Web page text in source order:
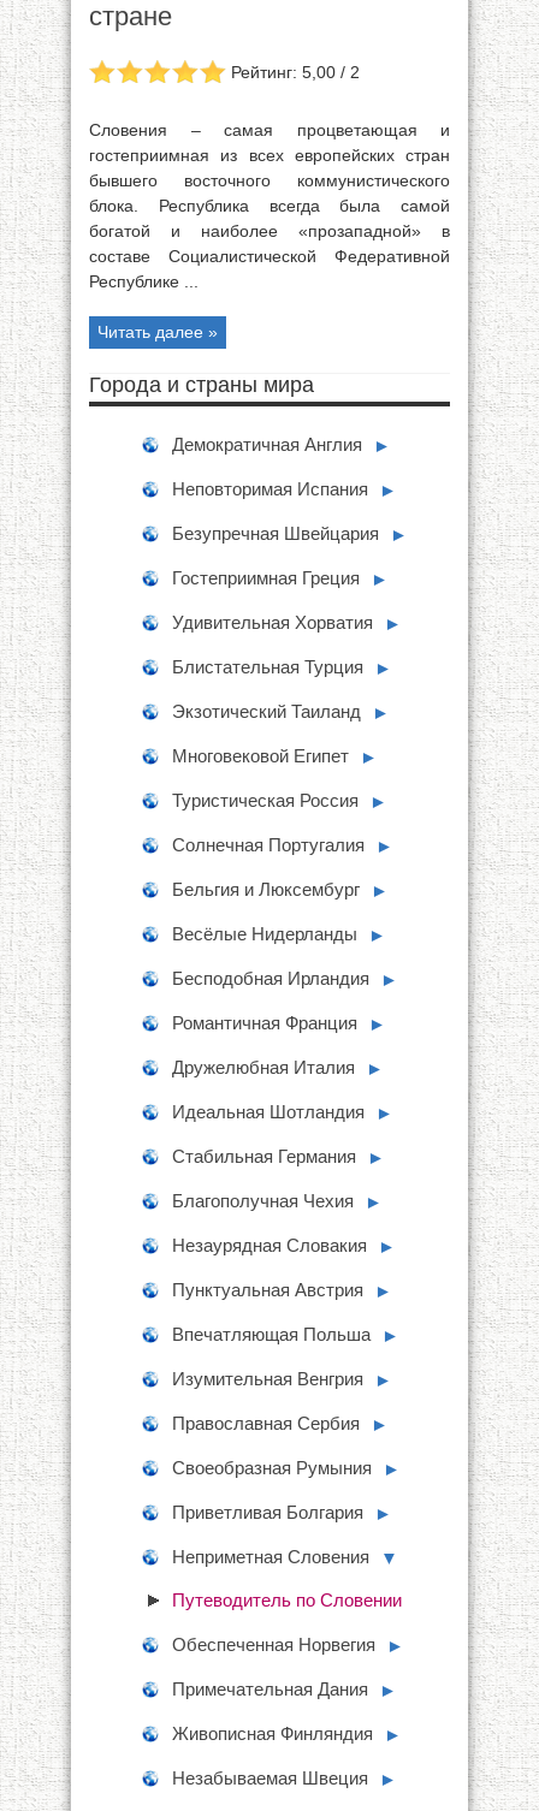
стране
Рейтинг: 5,00 / 2
Словения – самая процветающая и
гостеприимная из всех европейских стран
бывшего восточного коммунистического
блока. Республика всегда была самой
богатой и наиболее «прозападной» в
составе Социалистической Федеративной
Республике ...
Читать далее »
Города и страны мира
Демократичная Англия ►
Неповторимая Испания ►
Безупречная Швейцария ►
Гостеприимная Греция ►
Удивительная Хорватия ►
Блистательная Турция ►
Экзотический Таиланд ►
Многовековой Египет ►
Туристическая Россия ►
Солнечная Португалия ►
Бельгия и Люксембург ►
Весёлые Нидерланды ►
Бесподобная Ирландия ►
Романтичная Франция ►
Дружелюбная Италия ►
Идеальная Шотландия ►
Стабильная Германия ►
Благополучная Чехия ►
Незаурядная Словакия ►
Пунктуальная Австрия ►
Впечатляющая Польша ►
Изумительная Венгрия ►
Православная Сербия ►
Своеобразная Румыния ►
Приветливая Болгария ►
Неприметная Словения ▼
Путеводитель по Словении
Обеспеченная Норвегия ►
Примечательная Дания ►
Живописная Финляндия ►
Незабываемая Швеция ►